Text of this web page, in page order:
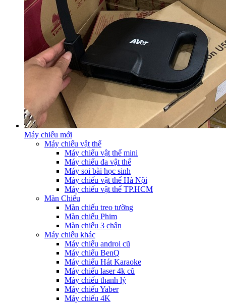
Máy chiếu mới
Máy chiếu vật thể
Máy chiếu vật thể mini
Máy chiếu đa vật thể
Máy soi bài học sinh
Máy chiếu vật thể Hà Nội
Máy chiếu vật thể TP.HCM
Màn Chiếu
Màn chiếu treo tường
Màn chiếu Phim
Màn chiếu 3 chân
Máy chiếu khác
Máy chiếu androi cũ
Máy chiếu BenQ
Máy chiếu Hát Karaoke
Máy chiếu laser 4k cũ
Máy chiếu thanh lý
Máy chiếu Yaber
Máy chiếu 4K